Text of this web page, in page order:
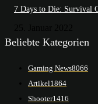
7 Days to Die: Survival
Beliebte Kategorien
Gaming News8066
Artikel1864
Shooter1416